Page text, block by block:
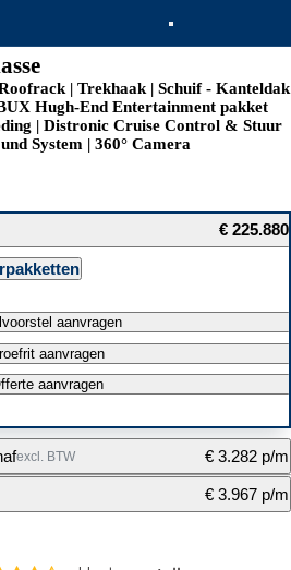
| Trekhaak | Schuif - Kanteldak
Hugh-End Entertainment pakket
| Distronic Cruise Control & Stuur
System | 360° Camera
€ 225.880
aanvragen
aanvragen
aanvragen
excl. BTW € 3.282 p/m
berekenen
€ 3.967 p/m